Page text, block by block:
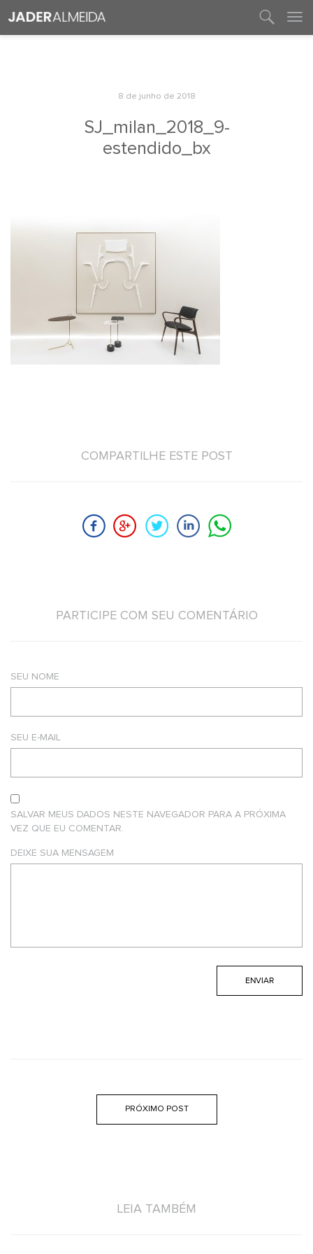
8 de junho de 2018
SJ_milan_2018_9-
estendido_bx
COMPARTILHE ESTE POST
PARTICIPE COM SEU COMENTÁRIO
SEU NOME
SEU E-MAIL
SALVAR MEUS DADOS NESTE NAVEGADOR PARA A PRÓXIMA
VEZ QUE EU COMENTAR.
DEIXE SUA MENSAGEM
PRÓXIMO POST
LEIA TAMBÉM